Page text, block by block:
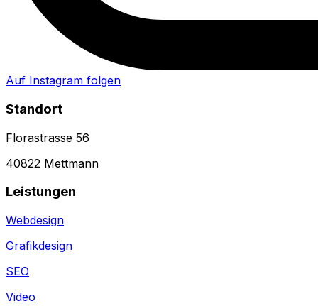
Auf Instagram folgen
Standort
Florastrasse 56
40822 Mettmann
Leistungen
Webdesign
Grafikdesign
SEO
Video